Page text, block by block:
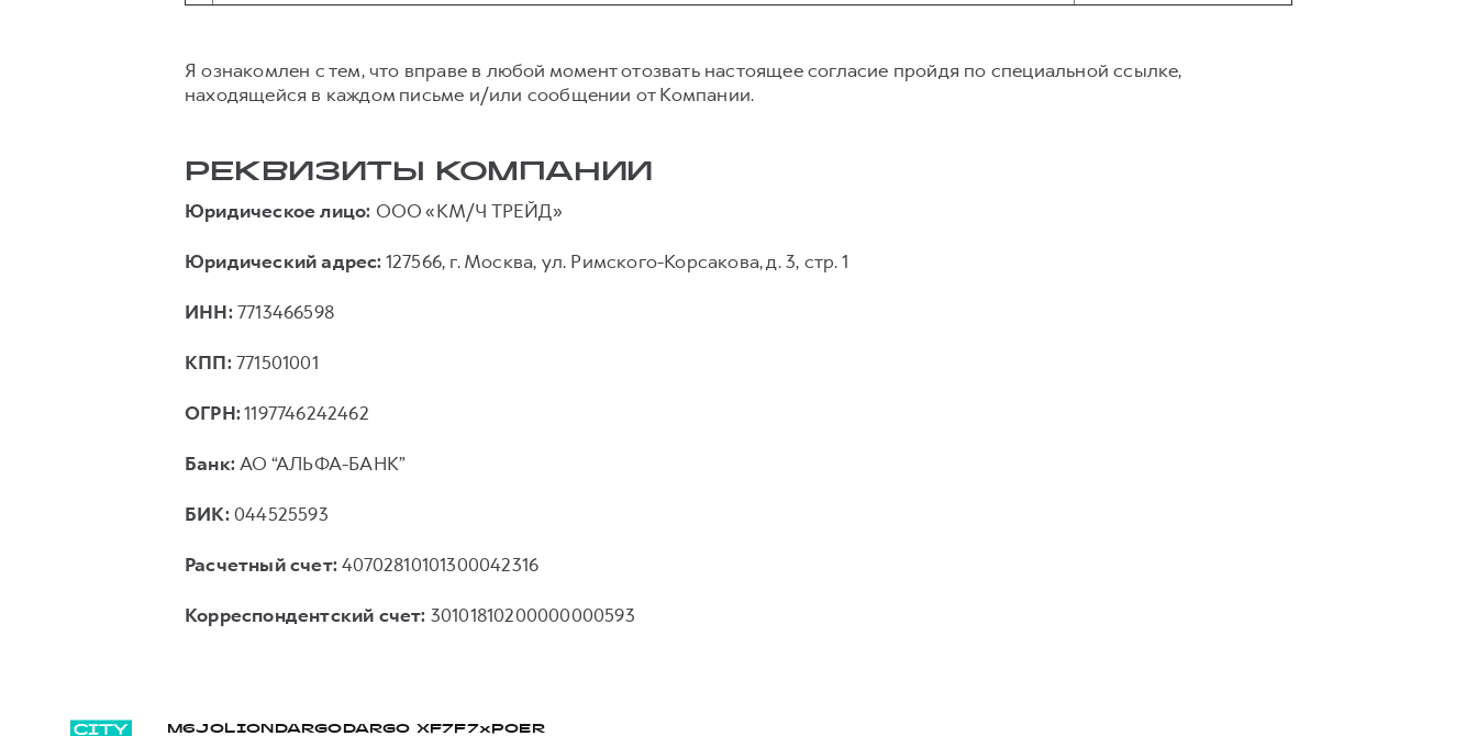
Я ознакомлен с тем, что вправе в любой момент отозвать настоящее согласие пройдя по специальной ссылке,
находящейся в каждом письме и/или сообщении от Компании.
РЕКВИЗИТЫ КОМПАНИИ
Юридическое лицо: ООО «КМ/Ч ТРЕЙД»
Юридический адрес:127566, г. Москва, ул. Римского-Корсакова, д. 3, стр. 1
ИНН:7713466598
КПП:771501001
ОГРН:1197746242462
Банк:АО “АЛЬФА-БАНК”
БИК:044525593
Расчетный счет:40702810101300042316
Корреспондентский счет: 30101810200000000593
M6JOLION DARGO DARGO Х F7 F7x POER